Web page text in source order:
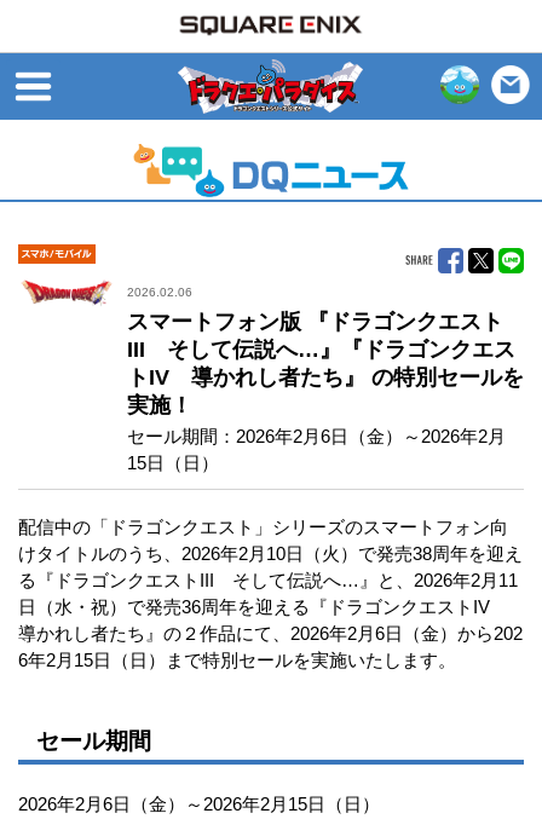
2026.02.06
スマートフォン版 『ドラゴンクエスト
III そして伝説へ…』『ドラゴンクエス
トIV 導かれし者たち』 の特別セールを
実施！
セール期間：2026年2月6日（金）～2026年2月
15日（日）
配信中の「ドラゴンクエスト」シリーズのスマートフォン向
けタイトルのうち、2026年2月10日（火）で発売38周年を迎え
る『ドラゴンクエストIII そして伝説へ…』と、2026年2月11
日（水・祝）で発売36周年を迎える『ドラゴンクエストIV
導かれし者たち』の２作品にて、2026年2月6日（金）から202
6年2月15日（日）まで特別セールを実施いたします。
セール期間
2026年2月6日（金）～2026年2月15日（日）